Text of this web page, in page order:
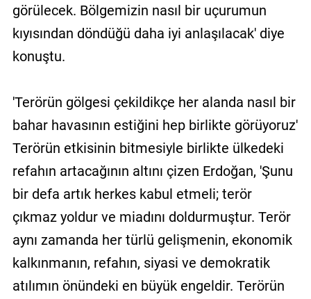
görülecek. Bölgemizin nasıl bir uçurumun
kıyısından döndüğü daha iyi anlaşılacak' diye
konuştu.
'Terörün gölgesi çekildikçe her alanda nasıl bir
bahar havasının estiğini hep birlikte görüyoruz'
Terörün etkisinin bitmesiyle birlikte ülkedeki
refahın artacağının altını çizen Erdoğan, 'Şunu
bir defa artık herkes kabul etmeli; terör
çıkmaz yoldur ve miadını doldurmuştur. Terör
aynı zamanda her türlü gelişmenin, ekonomik
kalkınmanın, refahın, siyasi ve demokratik
atılımın önündeki en büyük engeldir. Terörün